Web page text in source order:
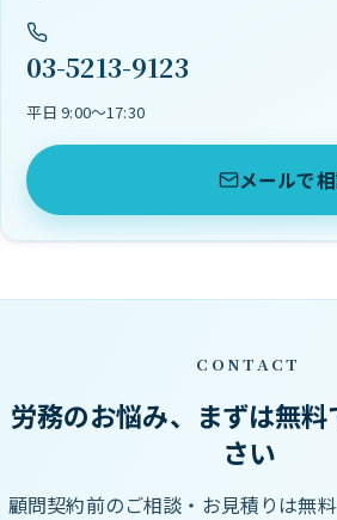
03-5213-9123
平日 9:00〜17:30
メールで
CONTACT
労務のお悩み、まずは無
さい
顧問契約前のご相談・お見積りは無